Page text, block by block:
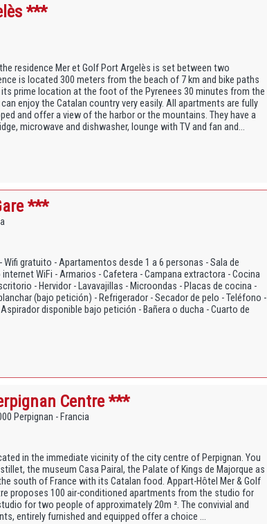
***
residence Mer et Golf Port Argelès is set between two
is located 300 meters from the beach of 7 km and bike paths
prime location at the foot of the Pyrenees 30 minutes from the
enjoy the Catalan country very easily. All apartments are fully
and offer a view of the harbor or the mountains. They have a
microwave and dishwasher, lounge with TV and fan and...
***
gratuito - Apartamentos desde 1 a 6 personas - Sala de
WiFi - Armarios - Cafetera - Campana extractora - Cocina
- Hervidor - Lavavajillas - Microondas - Placas de cocina -
(bajo petición) - Refrigerador - Secador de pelo - Teléfono -
disponible bajo petición - Bañera o ducha - Cuarto de
Centre ***
Perpignan - Francia
in the immediate vicinity of the city centre of Perpignan. You
the museum Casa Pairal, the Palate of Kings de Majorque as
south of France with its Catalan food. Appart-Hôtel Mer & Golf
proposes 100 air-conditioned apartments from the studio for
for two people of approximately 20m ². The convivial and
entirely furnished and equipped offer a choice ...